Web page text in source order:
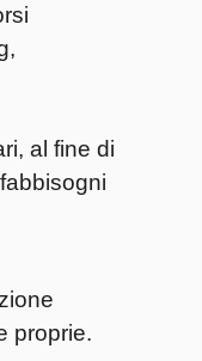
al fine di
proprie.